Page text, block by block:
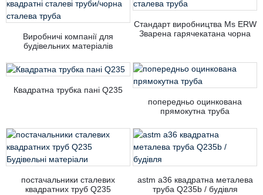
Виробничі компанії для
будівельних матеріалів
Q235 Зварні вуглецеві квадратні
сталеві труби/чорна сталева
Стандарт виробництва Ms ERW
Зварена гарячекатана чорна
сталева труба
Квадратна трубка пані Q235
попередньо оцинкована
прямокутна труба
постачальники сталевих
квадратних труб Q235
astm a36 квадратна металева
труба Q235b / будівля